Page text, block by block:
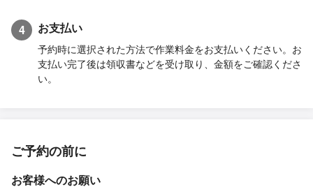
4 お支払い
予約時に選択された方法で作業料金をお支払いください。お
支払い完了後は領収書などを受け取り、金額をご確認くださ
い。
ご予約の前に
お客様へのお願い